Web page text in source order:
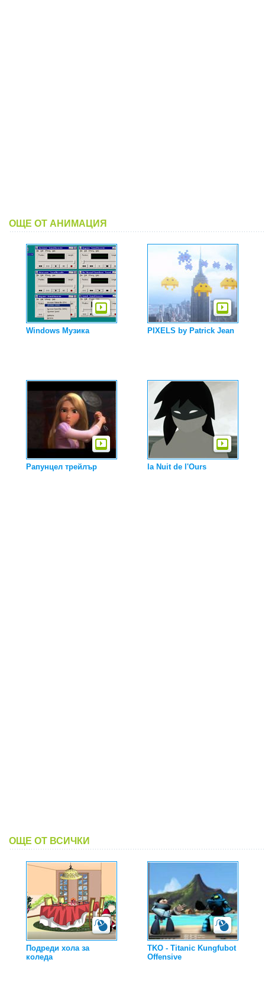
ОЩЕ ОТ АНИМАЦИЯ
Windows Музика PIXELS by Patrick Jean
Рапунцел трейлър la Nuit de l'Ours
ОЩЕ ОТ ВСИЧКИ
Подреди хола за
коледа
TKO - Titanic Kungfubot
Offensive